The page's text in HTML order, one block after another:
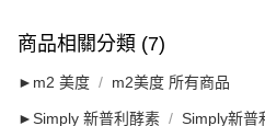
商品相關分類 (7)
►m2 美度 m2美度 所有商品
►Simply 新普利酵素 Simply新普